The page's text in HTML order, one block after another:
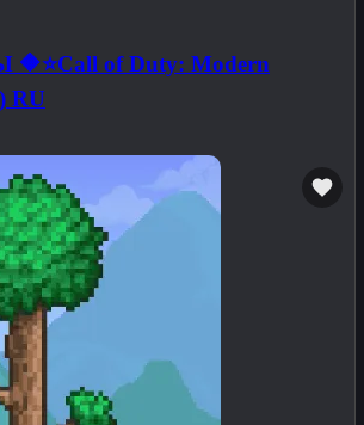
of Duty: Modern
RU